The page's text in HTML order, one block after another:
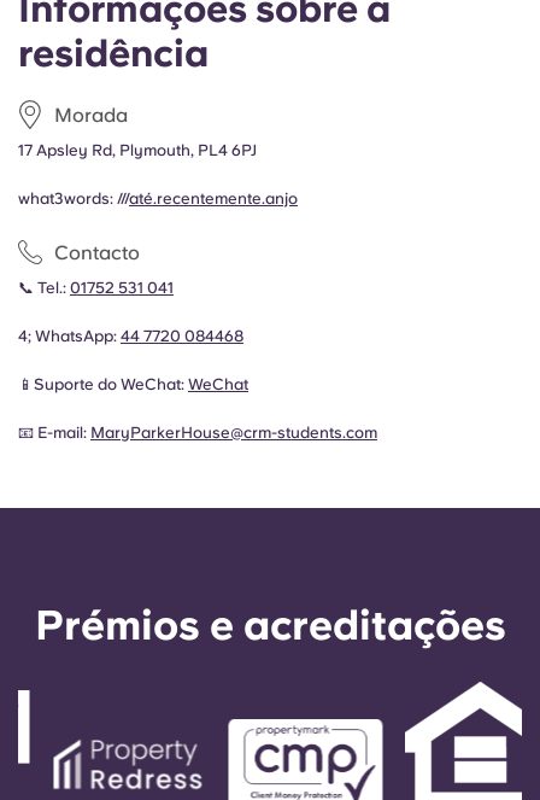
residência
Morada
17 Apsley Rd, Plymouth, PL4 6PJ
what3words: ///até.recentemente.anjo
Contacto
📞 Tel.: 01752 531 041
4; WhatsApp: 44 7720 084468
📱Suporte do WeChat: WeChat
📧 E-mail: MaryParkerHouse@crm-students.com
Prémios e acreditações